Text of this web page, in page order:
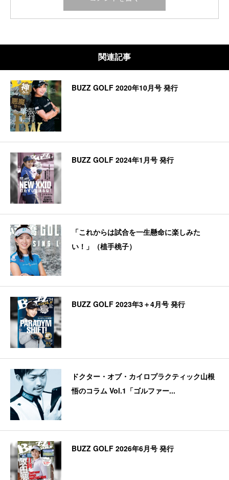
関連記事
BUZZ GOLF 2020年10月号 発行
BUZZ GOLF 2024年1月号 発行
「これからは試合を一生懸命に楽しみた
い！」（植手桃子）
BUZZ GOLF 2023年3＋4月号 発行
ドクター・オブ・カイロプラクティック山根
悟のコラム Vol.1「ゴルファー...
BUZZ GOLF 2026年6月号 発行